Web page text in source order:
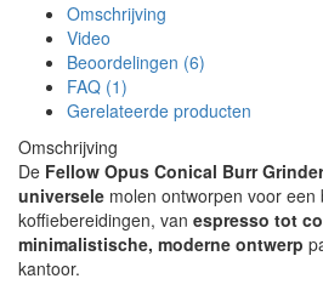
Omschrijving
Video
Beoordelingen (6)
FAQ (1)
Gerelateerde producten
Omschrijving
De Fellow Opus Conical Burr Grinder
universele molen ontworpen voor een
koffiebereidingen, van espresso tot
minimalistische, moderne ontwerp
kantoor.